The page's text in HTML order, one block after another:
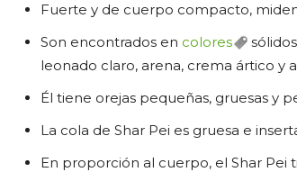
Fuerte y de cuerpo compacto,
Son encontrados en colores
leonado claro, arena, crema ártico y
Él tiene orejas pequeñas, gruesas y
La cola de Shar Pei es gruesa e
En proporción al cuerpo, el Shar Pei